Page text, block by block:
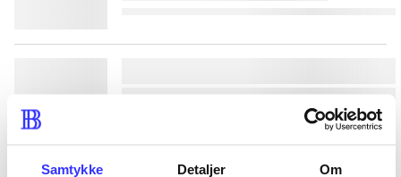
Samtykke Detaljer Om
lorem ipsum dolor sit
lorem ipsum dolor sit
lorem ipsum dolor sit